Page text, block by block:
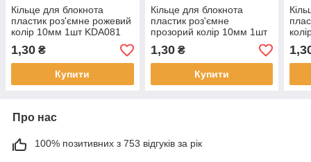
Кільце для блокнота
пластик роз'ємне рожевий
колір 10мм 1шт KDA081
1,30 ₴
Купити
Кільце для блокнота
пластик роз'ємне
прозорий колір 10мм 1шт
KDA082
1,30₴
Купити
Про нас
100% позитивних з 753 відгуків за рік